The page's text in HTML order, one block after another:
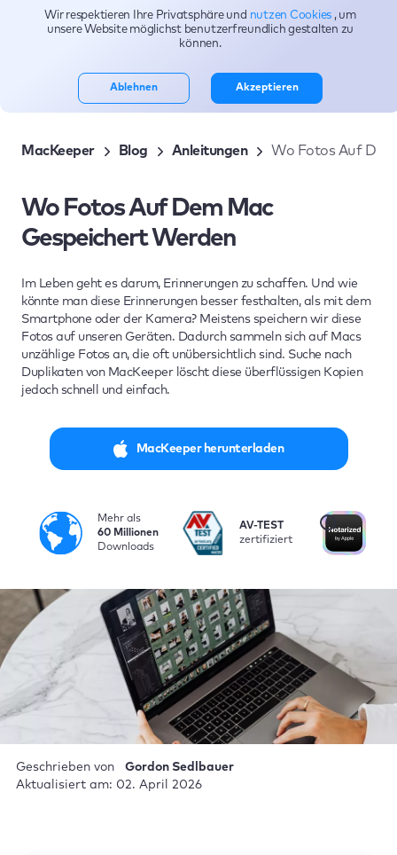
Themen
MacKeeper Blog Anleitungen Wo Fotos Auf
Wo Fotos Auf Dem Mac
Gespeichert Werden
Im Leben geht es darum, Erinnerungen zu schaffen. Und wie
könnte man diese Erinnerungen besser festhalten, als mit dem
Smartphone oder der Kamera? Meistens speichern wir diese
Fotos auf unseren Geräten. Dadurch sammeln sich auf Macs
unzählige Fotos an, die oft unübersichtlich sind. Suche nach
Duplikaten von MacKeeper löscht diese überflüssigen Kopien
jedoch schnell und einfach.
MacKeeper herunterladen
Mehr als
60 Millionen
Downloads
i
AV-TEST
zertifiziert
Geschrieben von
Gordon Sedlbauer
Aktualisiert am: 02. April 2026
Wir respektieren Ihre Privatsphäre und nutzen Cookies , um
unsere Website möglichst benutzerfreundlich gestalten zu
können.
Ablehnen Akzeptieren